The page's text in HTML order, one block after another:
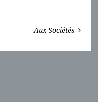
Aux Sociétés